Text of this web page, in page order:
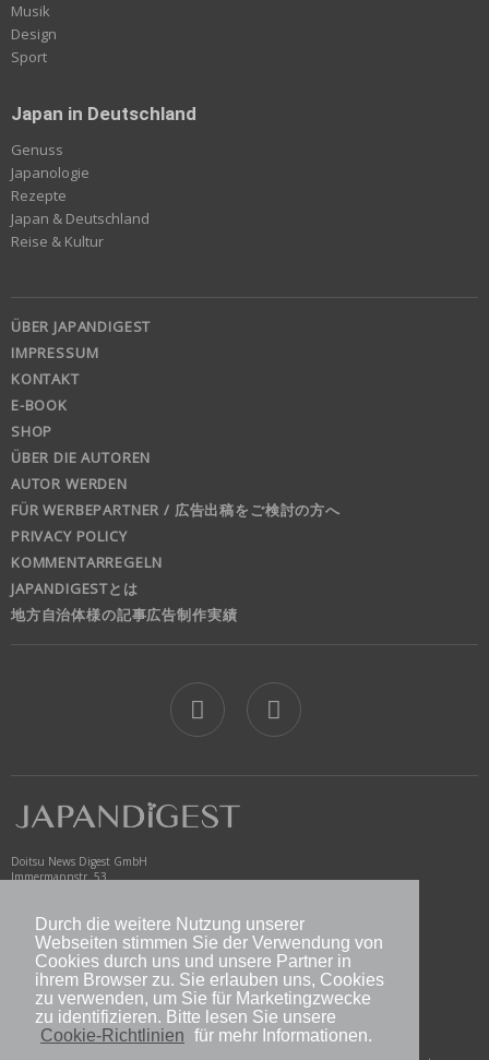
Durch die weitere Nutzung unserer
Webseiten stimmen Sie der Verwendung von
Cookies durch uns und unsere Partner in
ihrem Browser zu. Sie erlauben uns, Cookies
zu verwenden, um Sie für Marketingzwecke
zu identifizieren. Bitte lesen Sie unsere
Cookie-Richtlinien für mehr Informationen.
Musik
Design
Sport
Japan in Deutschland
Genuss
Japanologie
Rezepte
Japan & Deutschland
Reise & Kultur
ÜBER JAPANDIGEST
IMPRESSUM
KONTAKT
E-BOOK
SHOP
ÜBER DIE AUTOREN
AUTOR WERDEN
FÜR WERBEPARTNER / 広告出稿をご検討の方へ
PRIVACY POLICY
KOMMENTARREGELN
JAPANDIGESTとは
地方自治体様の記事広告制作実績
Doitsu News Digest GmbH
Immermannstr. 53
www.newsdigest.de
info@japandigest.de